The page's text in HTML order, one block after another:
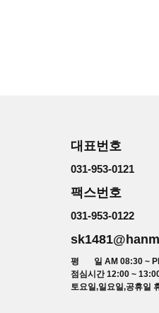
대표번호
031-953-0121
팩스번호
031-953-0122
평 일 AM 08:30 ~
점심시간 12:00 ~
토요일,일요일,공휴일